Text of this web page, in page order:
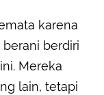
karena
berdiri
Mereka
lain, tetapi